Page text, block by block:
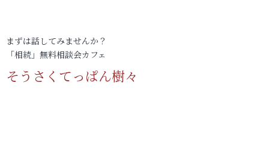
まずは話してみませんか？
「相続」無料相談会カフェ
そうさくてっぱん樹々